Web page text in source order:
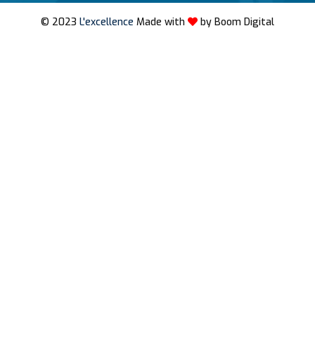
© 2023 L'excellence Made with by Boom Digital